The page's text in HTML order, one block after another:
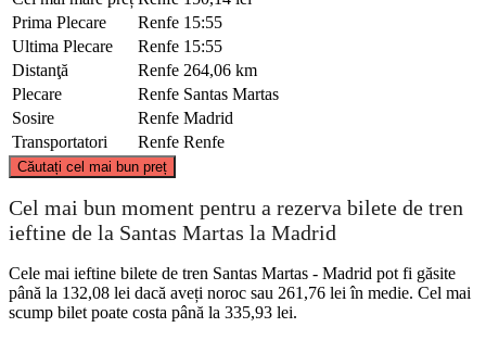
Prima Plecare
Renfe 15:55
Ultima Plecare
Renfe 15:55
Distanţă
Renfe 264,06 km
Plecare
Renfe Santas Martas
Sosire
Renfe Madrid
Transportatori
Renfe Renfe
Căutați cel mai bun preț
Cel mai bun moment pentru a rezerva bilete de tren
ieftine de la Santas Martas la Madrid
Cele mai ieftine bilete de tren Santas Martas - Madrid pot fi găsite
până la 132,08 lei dacă aveți noroc sau 261,76 lei în medie. Cel mai
scump bilet poate costa până la 335,93 lei.